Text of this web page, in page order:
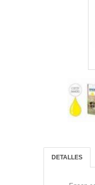
DETALLES